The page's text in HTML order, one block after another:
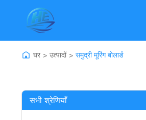
घर > उत्पादों > समुद्री मूरिंग बोलार्ड
सभी श्रेणियाँ